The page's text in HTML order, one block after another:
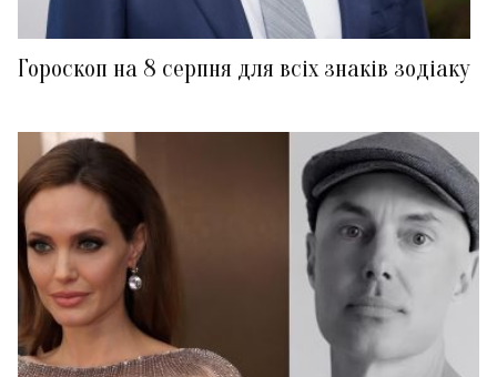
Гороскоп на 8 серпня для всіх знаків зодіаку